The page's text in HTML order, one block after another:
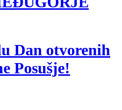
Dan otvorenih
Posušje!